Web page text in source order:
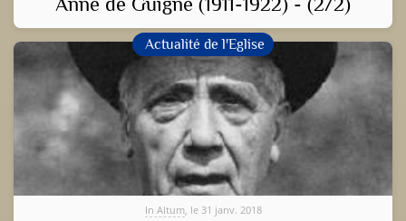
Actualité de l'Eglise
In Altum, le 31 janv. 2018